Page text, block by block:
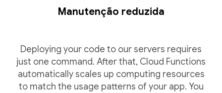
Manutenção reduzida
Deploying your code to our servers requires
just one command. After that, Cloud Functions
automatically scales up computing resources
to match the usage patterns of your app. You